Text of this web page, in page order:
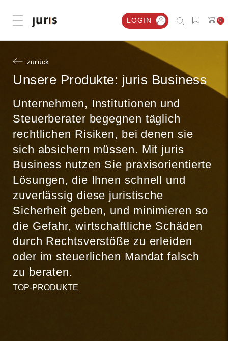
Menü öffnen LOGIN 0
zurück
Unsere Produkte: juris Business
Unternehmen, Institutionen und
Steuerberater begegnen täglich
rechtlichen Risiken, bei denen sie
sich absichern müssen. Mit juris
Business nutzen Sie praxisorientierte
Lösungen, die Ihnen schnell und
zuverlässig diese juristische
Sicherheit geben, und minimieren so
die Gefahr, wirtschaftliche Schäden
durch Rechtsverstöße zu erleiden
oder im steuerlichen Mandat falsch
zu beraten.
TOP-PRODUKTE